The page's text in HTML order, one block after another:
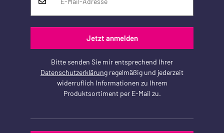
Jetzt anmelden
Bitte senden Sie mir entsprechend Ihrer
Datenschutzerklärung regelmäßig und jederzeit
widerruflich Informationen zu Ihrem
Produktsortiment per E-Mail zu.